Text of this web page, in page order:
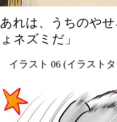
あれは、うちのや
ネズミだ」
イラスト 06 (イラスト